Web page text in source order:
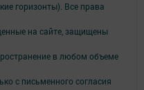
горизонты). Все права
на сайте, защищены
в любом объеме
с письменного согласия